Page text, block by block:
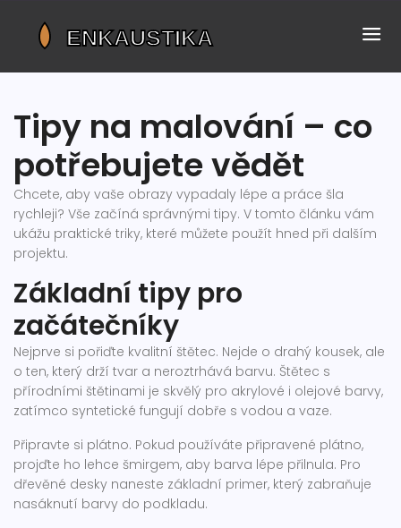
Tipy na malování – co
potřebujete vědět
Chcete, aby vaše obrazy vypadaly lépe a práce šla
rychleji? Vše začíná správnými tipy. V tomto článku vám
ukážu praktické triky, které můžete použít hned při dalším
projektu.
Základní tipy pro
začátečníky
Nejprve si pořiďte kvalitní štětec. Nejde o drahý kousek, ale
o ten, který drží tvar a neroztrhává barvu. Štětec s
přírodními štětinami je skvělý pro akrylové i olejové barvy,
zatímco syntetické fungují dobře s vodou a vaze.
Připravte si plátno. Pokud používáte připravené plátno,
projďte ho lehce šmirgem, aby barva lépe přilnula. Pro
dřevěné desky naneste základní primer, který zabraňuje
nasáknutí barvy do podkladu.